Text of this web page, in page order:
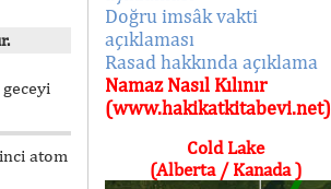
atom
Doğru imsâk vakti
açıklaması
Rasad hakkında açıklama
Namaz Nasıl Kılınır
(www.hakikatkitabevi.net)
Cold Lake
(Alberta / Kanada )